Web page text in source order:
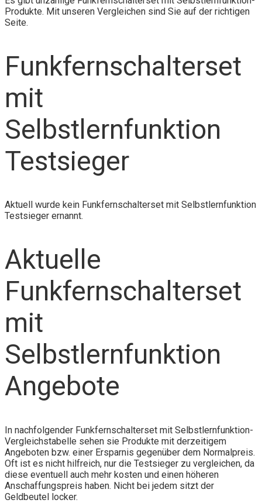
Produkte. Mit unseren Vergleichen sind Sie auf der richtigen
Seite.
Funkfernschalterset
mit
Selbstlernfunktion
Testsieger
Aktuell wurde kein Funkfernschalterset mit Selbstlernfunktion
Testsieger ernannt.
Aktuelle
Funkfernschalterset
mit
Selbstlernfunktion
Angebote
In nachfolgender Funkfernschalterset mit Selbstlernfunktion-
Vergleichstabelle sehen sie Produkte mit derzeitigem
Angeboten bzw. einer Ersparnis gegenüber dem Normalpreis.
Oft ist es nicht hilfreich, nur die Testsieger zu vergleichen, da
diese eventuell auch mehr kosten und einen höheren
Anschaffungspreis haben. Nicht bei jedem sitzt der
Geldbeutel locker.